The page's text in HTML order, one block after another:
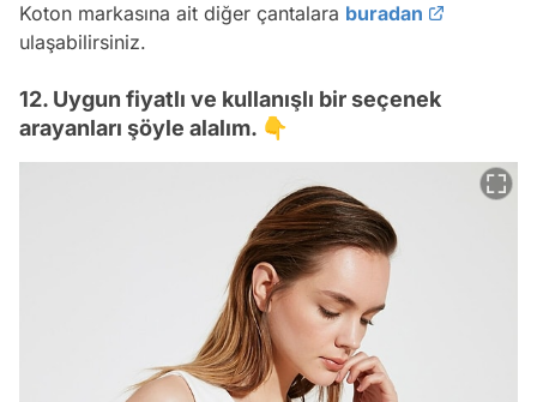
Koton markasına ait diğer çantalara buradan
ulaşabilirsiniz.
12. Uygun fiyatlı ve kullanışlı bir seçenek
arayanları şöyle alalım. 👇